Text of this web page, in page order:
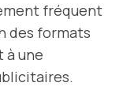
fréquent
des formats
une